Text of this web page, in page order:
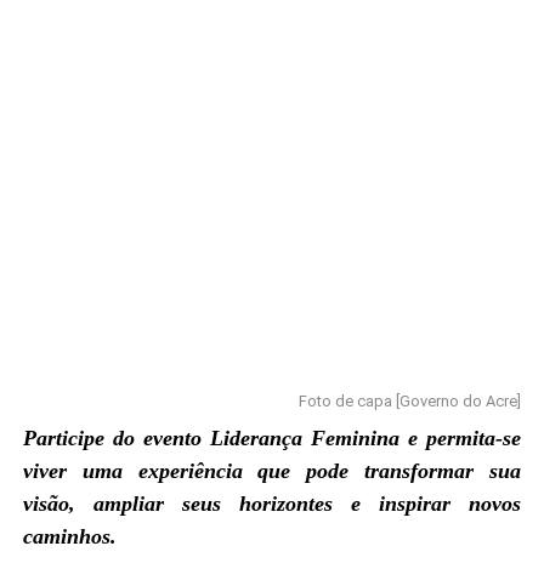
Foto de capa [Governo do Acre]
Participe do evento Liderança Feminina e permita-se
viver uma experiência que pode transformar sua
visão, ampliar seus horizontes e inspirar novos
caminhos.